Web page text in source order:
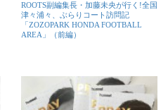
ROOTS副編集長・加藤未央が行く!全国
津々浦々、ぶらりコート訪問記
「ZOZOPARK HONDA FOOTBALL
AREA」（前編）